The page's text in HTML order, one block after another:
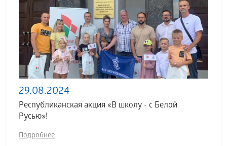
29.08.2024
Республиканская акция «В школу - с Белой
Русью»!
Подробнее